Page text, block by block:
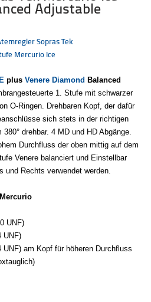
Adjustable
plus Venere Diamond Balanced
1. Stufe mit schwarzer
O-Ringen. Drehbaren Kopf, der dafür
sich stets in der richtigen
drehbar. 4 MD und HD Abgänge.
Durchfluss der oben mittig auf dem
Venere balanciert und Einstellbar
Rechts verwendet werden.
UNF)
UNF)
UNF) am Kopf für höheren Durchfluss